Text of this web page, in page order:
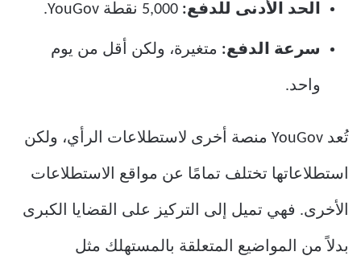
الحد الأدنى للدفع:
سرعة الدفع: متغيرة، ولكن أقل من يوم
واحد.
تُعد YouGov منصة أخرى لاستطلاعات الرأي، ولكن
استطلاعاتها تختلف تمامًا عن مواقع الاستطلاعات
الأخرى. فهي تميل إلى التركيز على القضايا الكبرى
بدلاً من المواضيع المتعلقة بالمستهلك مثل